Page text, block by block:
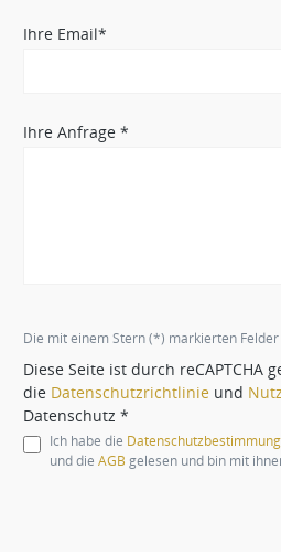
Ihre Email*
Ihre Anfrage *
Die mit einem Stern (*) markierten
Diese Seite ist durch reCAPTCHA
die Datenschutzrichtlinie und
Datenschutz *
Ich habe die
und die AGB gelesen und bin mit